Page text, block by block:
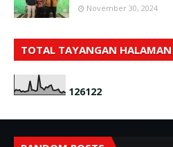
November 30, 2024
TOTAL TAYANGAN HALAMAN
126122